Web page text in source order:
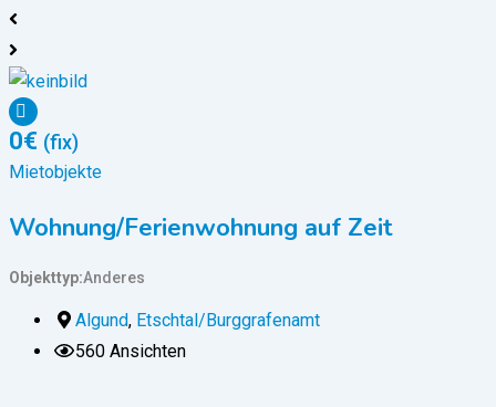
0€ (fix)
Mietobjekte
Wohnung/Ferienwohnung auf Zeit
Objekttyp Anderes
Algund, Etschtal/Burggrafenamt
560 Ansichten